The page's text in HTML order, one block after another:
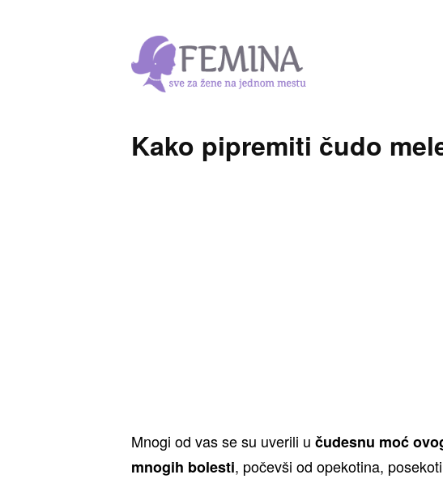
Kako pipremiti čudo
Mnogi od vas se su uverili u čudesnu moć
mnogih bolesti, počevši od opekotina,